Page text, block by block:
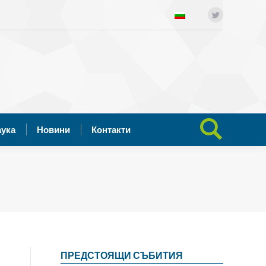
Новини Контакти Search:
ПРЕДСТОЯЩИ СЪБИТИЯ
Search: